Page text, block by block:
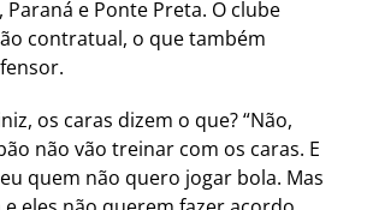
Paraná e Ponte Preta. O clube
contratual, o que também
os caras dizem o que? “Não,
não vão treinar com os caras. E
quem não quero jogar bola. Mas